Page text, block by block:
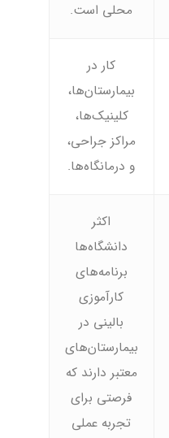
محلی است.
کار در
بیمارستان‌ها،
کلینیک‌ها،
مراکز جراحی،
و درمانگاه‌ها.
اکثر
دانشگاه‌ها
برنامه‌های
کارآموزی
بالینی در
بیمارستان‌های
معتبر دارند که
فرصتی برای
تجربه عملی